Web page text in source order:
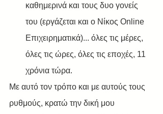
καθημερινά και τους δυο γονείς
του (εργάζεται και ο Νίκος Online
Επιχειρηματικά)... όλες τις μέρες,
όλες τις ώρες, όλες τις εποχές, 11
χρόνια τώρα.
Με αυτό τον τρόπο και με αυτούς τους
ρυθμούς, κρατώ την δική μου